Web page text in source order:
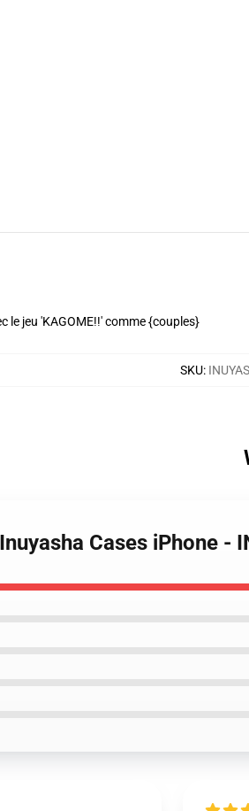
le jeu 'KAGOME!!' comme {couples}
SKU:
Cases iPhone -